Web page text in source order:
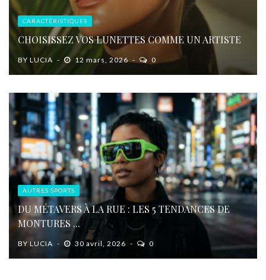
CARACTÉRISTIQUES
CHOISISSEZ VOS LUNETTES COMME UN ARTISTE
BY LUCIA 12 mars, 2026 0
AUTRES SPORTS
DU MÉTAVERS À LA RUE : LES 5 TENDANCES DE
MONTURES ...
BYLUCIA 30 avril, 2026 0